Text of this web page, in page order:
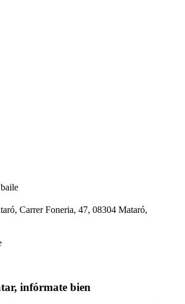
Carrer Foneria, 47, 08304 Mataró,
infórmate bien